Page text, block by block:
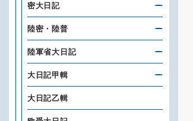
密大日記
陸密・陸普
陸軍省大日記
大日記甲輯
大日記乙輯